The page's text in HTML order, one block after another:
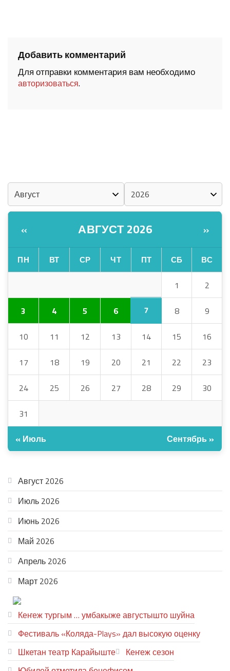
Добавить комментарий
Для отправки комментария вам необходимо
авторизоваться.
« АВГУСТ 2026 »
ПН ВТ СР ЧТ ПТ СБ ВС
1 2
3 4 5 6 7 8 9
10 11 12 13 14 15 16
17 18 19 20 21 22 23
24 25 26 27 28 29 30
31
« Июль Сентябрь »
Август 2026
Июль 2026
Июнь 2026
Май 2026
Апрель 2026
Март 2026
Кеҥеж тургым … умбакыже августышто шуйна
Фестиваль «Коляда-Plays» дал высокую оценку
Шкетан театр Карайыште
Кеҥеж сезон